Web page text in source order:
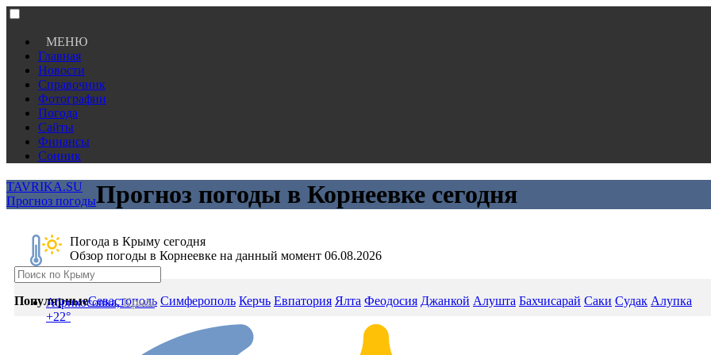
МЕНЮ
Главная
Новости
Справочник
Фотографии
Погода
Сайты
Финансы
Сонник
TAVRIKA.SU
Прогноз погодыПрогноз погоды в Корнеевке сегодня
Погода в Крыму сегодня
Обзор погоды в Корнеевке на данный момент 06.08.2026
Абрикосовка,Крым
+22°
ПопулярныеСевастополь Симферополь Керчь Евпатория Ялта Феодосия Джанкой Алушта Бахчисарай Саки Судак Алупка